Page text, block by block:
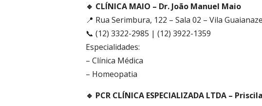
🔹 CLÍNICA MAIO – Dr. João Manuel Maio
📍 Rua Serimbura, 122 – Sala 02 – Vila
📞 (12) 3322-2985 | (12) 3922-1359
Especialidades:
– Clínica Médica
– Homeopatia
🔹 PCR CLÍNICA ESPECIALIZADA LTDA –